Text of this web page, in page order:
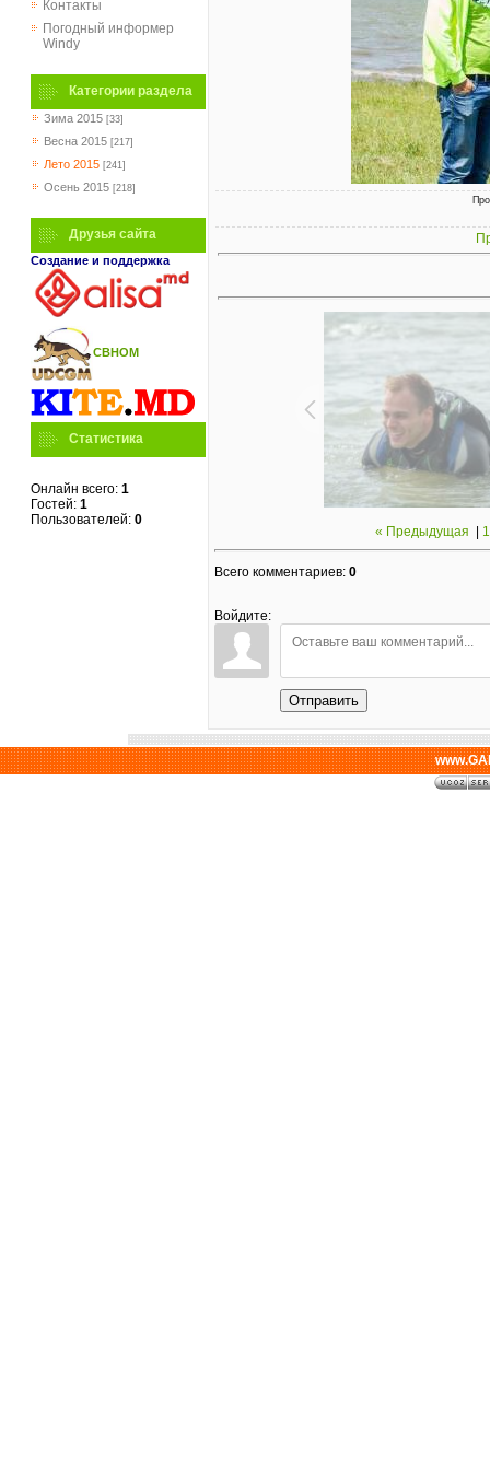
Контакты
Погодный информер
Windy
Категории раздела
Зима 2015 [33]
Весна 2015 [217]
Лето 2015 [241]
Осень 2015 [218]
Друзья сайта
Создание и поддержка
СВНОМ
Статистика
Онлайн всего: 1
Гостей: 1
Пользователей: 0
« Предыдущая
Всего комментариев: 0
Войдите:
Отправить